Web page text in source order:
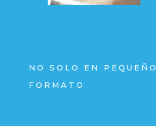
NO SOLO EN PEQUEÑO
FORMATO